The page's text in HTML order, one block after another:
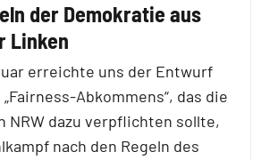
der Demokratie aus
Linken
erreichte uns der Entwurf
Abkommens“, das die
NRW dazu verpflichten sollte,
nach den Regeln des